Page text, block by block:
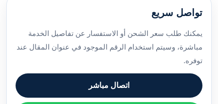
تواصل سريع
يمكنك طلب سعر الشحن أو الاستفسار عن تفاصيل الخدمة
مباشرة، وسيتم استخدام الرقم الموجود في عنوان المقال عند
توفره.
اتصال مباشر